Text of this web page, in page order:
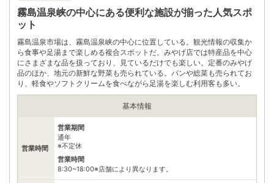
駐車場 有料
電話番号
※ 掲載情報は変更になる場合があります。最新の内容はご利用前にご自身でお
問合せください。
※ 料金情報は税込・税抜表記が混ざっております。正しい金額はご利用前にご
自身でお問合せください。
霧島温泉峡の中心にある便利な施設が揃った人気スポ
ット
霧島温泉市場は、霧島温泉峡の中心に位置している。観光情報の収集か
ら食事や足湯まで楽しめる複合スポットだ。みやげ店では特産品を中心
にさまざまな品を扱っており、見ているだけでも楽しい。定番のみやげ
品のほか、地元の新鮮な野菜も売られている。パンや総菜も売られてお
り、軽食やソフトクリームを食べながら足湯を楽しむ利用客も多い。
基本情報
営業時間
営業期間
通年
※不定休
営業時間
8:30~18:00※店舗により異なります。